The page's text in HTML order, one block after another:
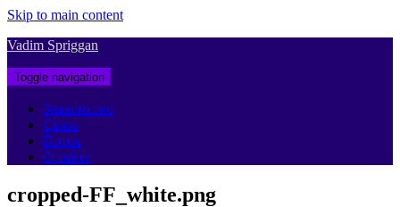
Skip to main content
Vadim Spriggan
Toggle navigation
Знакомство
Связь
Поток
О сайте
cropped-FF_white.png